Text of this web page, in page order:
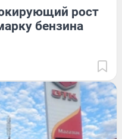
рост
бензина